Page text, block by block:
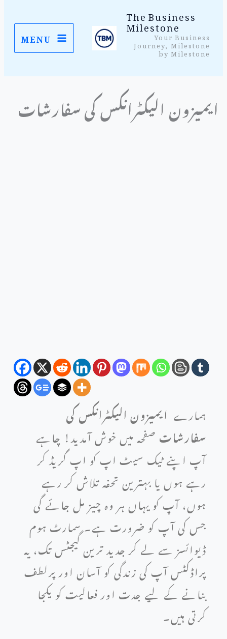
جائیں۔
The Business
MilestoneYour Business
Journey, Milestone
by Milestone
MENU
ایمیزون الیکٹرانکس کی سفارشات
ہمارے ایمیزون الیکٹرانکس کی
سفارشاتصفحہ میں خوش آمدید! چاہے
آپ اپنے ٹیک سیٹ اپ کو اپ گریڈ کر
رہے ہوں یا بہترین تحفہ تلاش کر رہے
ہوں، آپ کو یہاں ہر وہ چیز مل جائے گی
جس کی آپ کو ضرورت ہے۔ سمارٹ ہوم
ڈیوائسز سے لے کر جدید ترین گیجٹس تک، یہ
پراڈکٹس آپ کی زندگی کو آسان اور پرلطف
بنانے کے لیے جدت اور فعالیت کو یکجا
کرتی ہیں۔